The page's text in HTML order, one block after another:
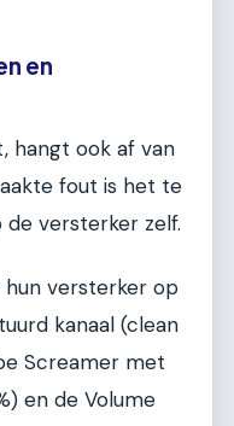
en
hangt ook af van
fout is het te
versterker zelf.
versterker op
kanaal (clean
Screamer met
en de Volume